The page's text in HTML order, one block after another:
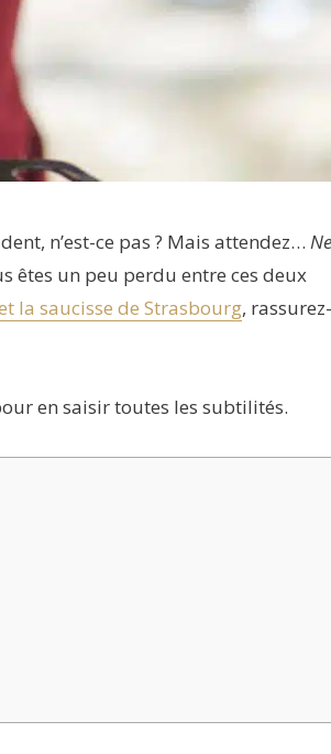
n’est-ce pas ? Mais attendez… Ne
êtes un peu perdu entre ces deux
la saucisse de Strasbourg, rassurez-
en saisir toutes les subtilités.